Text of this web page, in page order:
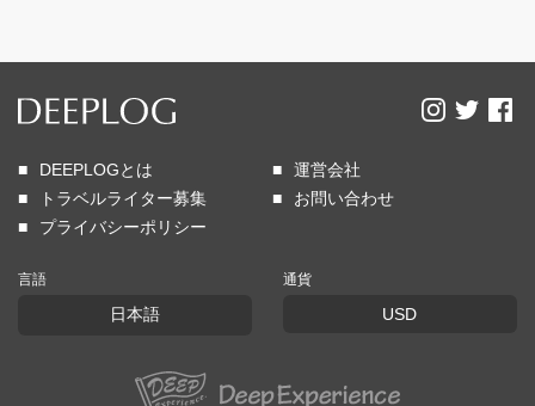
DEEPLOGとは
運営会社
トラベルライター募集
お問い合わせ
プライバシーポリシー
言語
日本語
通貨
USD